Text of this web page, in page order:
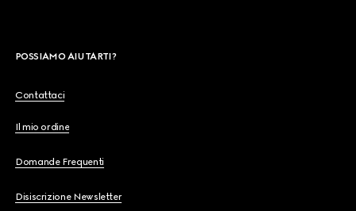
POSSIAMO AIUTARTI?
Contattaci
Il mio ordine
Domande Frequenti
Disiscrizione Newsletter